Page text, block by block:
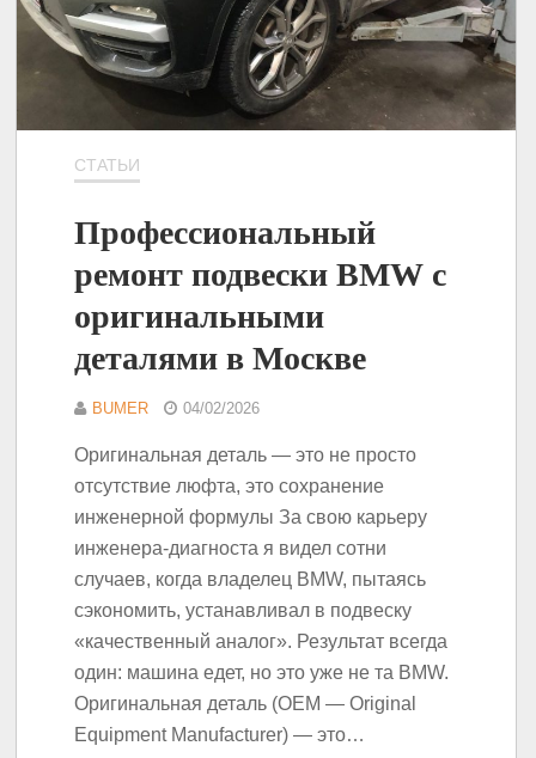
СТАТЬИ
Профессиональный
ремонт подвески BMW с
оригинальными
деталями в Москве
BUMER 04/02/2026
Оригинальная деталь — это не просто
отсутствие люфта, это сохранение
инженерной формулы За свою карьеру
инженера-диагноста я видел сотни
случаев, когда владелец BMW, пытаясь
сэкономить, устанавливал в подвеску
«качественный аналог». Результат всегда
один: машина едет, но это уже не та BMW.
Оригинальная деталь (OEM — Original
Equipment Manufacturer) — это…